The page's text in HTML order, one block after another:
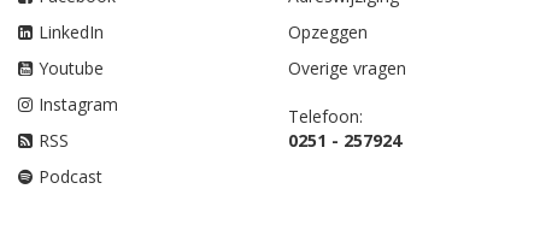
LinkedIn
Youtube
Instagram
RSS
Podcast
Opzeggen
Overige vragen
Telefoon:
0251 - 257924